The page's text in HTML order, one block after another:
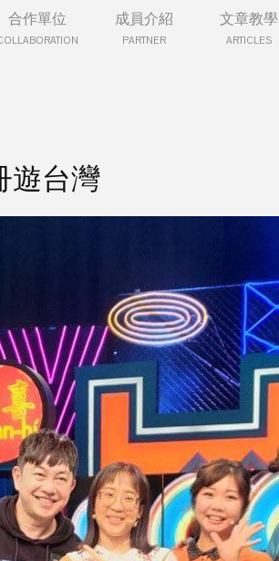
合作單位 成員介紹
PARTNER
文章教學
ARTICLES
遊台灣